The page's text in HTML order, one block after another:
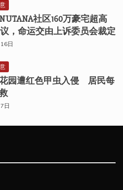
社区160万豪宅超高
，命运交由上诉委员会裁定
日
园遭红色甲虫入侵 居民每
日